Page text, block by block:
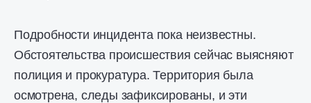
Подробности инцидента пока неизвестны.
Обстоятельства происшествия сейчас выясняют
полиция и прокуратура. Территория была
осмотрена, следы зафиксированы, и эти